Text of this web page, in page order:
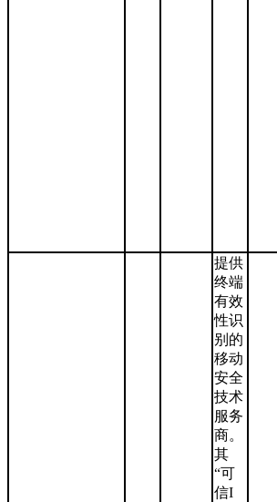
提供
终端
有效
性识
别的
移动
安全
技术
服务
商。
其
“可
信I